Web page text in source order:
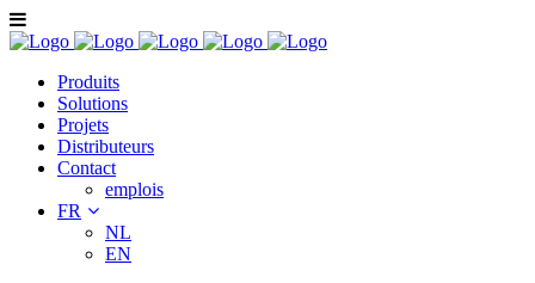
Produits
Solutions
Projets
Distributeurs
Contact
emplois
FR
NL
EN